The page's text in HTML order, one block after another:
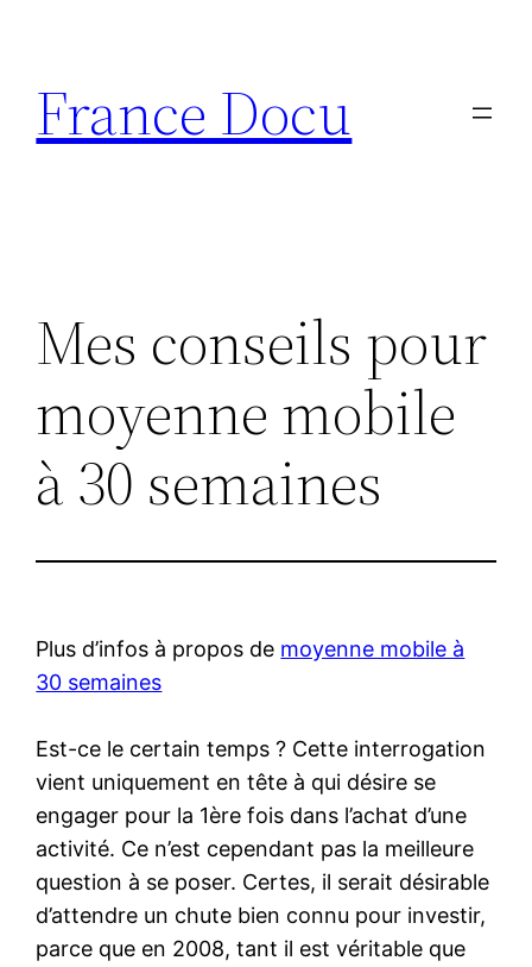
contenu
France Docu
Mes conseils pour
moyenne mobile
à 30 semaines
Plus d’infos à propos de moyenne mobile à
30 semaines
Est-ce le certain temps ? Cette interrogation
vient uniquement en tête à qui désire se
engager pour la 1ère fois dans l’achat d’une
activité. Ce n’est cependant pas la meilleure
question à se poser. Certes, il serait désirable
d’attendre un chute bien connu pour investir,
parce que en 2008, tant il est véritable que